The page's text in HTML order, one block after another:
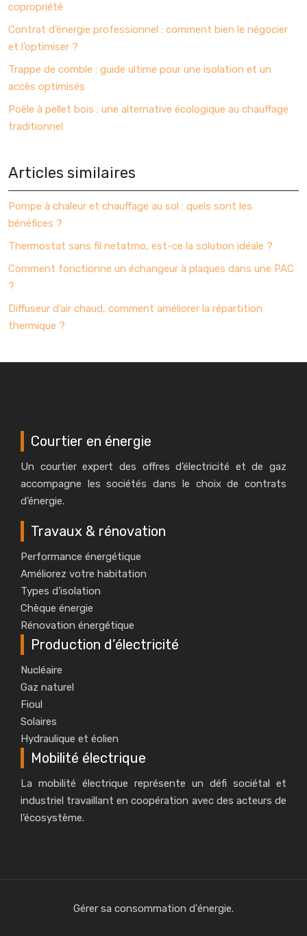
copropriété
Contrat d’énergie professionnel : comment bien le négocier
et l’optimiser ?
Trappe de comble : guide ultime pour une isolation et un
accès optimisés
Poêle à pellet bois : une alternative écologique au chauffage
traditionnel
Articles similaires
Pompe à chaleur et chauffage au sol : quels sont les
bénéfices ?
Thermostat sans fil netatmo, est-ce la solution idéale ?
Comment fonctionne un échangeur à plaques dans une PAC
?
Diffuseur d’air chaud, comment améliorer la répartition
thermique ?
Courtier en énergie
Un courtier expert des offres d’électricité et de gaz
accompagne les sociétés dans le choix de contrats
d’énergie.
Travaux & rénovation
Performance énergétique
Améliorez votre habitation
Types d’isolation
Chèque énergie
Rénovation énergétique
Production d’électricité
Nucléaire
Gaz naturel
Fioul
Solaires
Hydraulique et éolien
Mobilité électrique
La mobilité électrique représente un défi sociétal et
industriel travaillant en coopération avec des acteurs de
l’écosystème.
Gérer sa consommation d'énergie.